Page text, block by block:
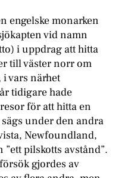
engelske monarken
vid namn
i uppdrag att hitta
till väster norr om
vars närhet
tidigare hade
för att hitta en
under den andra
Newfoundland,
pilskotts avstånd”.
gjordes av